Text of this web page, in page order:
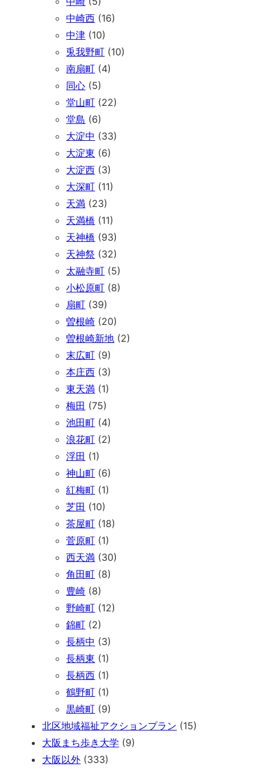
中崎西 (16)
中津 (10)
兎我野町 (10)
南扇町 (4)
同心 (5)
堂山町 (22)
堂島 (6)
大淀中 (33)
大淀東 (6)
大淀西 (3)
大深町 (11)
天満 (23)
天満橋 (11)
天神橋 (93)
天神祭 (32)
太融寺町 (5)
小松原町 (8)
扇町 (39)
曽根崎 (20)
曽根崎新地 (2)
末広町 (9)
本庄西 (3)
東天満 (1)
梅田 (75)
池田町 (4)
浪花町 (2)
浮田 (1)
神山町 (6)
紅梅町 (1)
芝田 (10)
茶屋町 (18)
菅原町 (1)
西天満 (30)
角田町 (8)
豊崎 (8)
野崎町 (12)
錦町 (2)
長柄中 (3)
長柄東 (1)
長柄西 (1)
鶴野町 (1)
黒崎町 (9)
北区地域福祉アクションプラン (15)
大阪まち歩き大学 (9)
大阪以外 (333)